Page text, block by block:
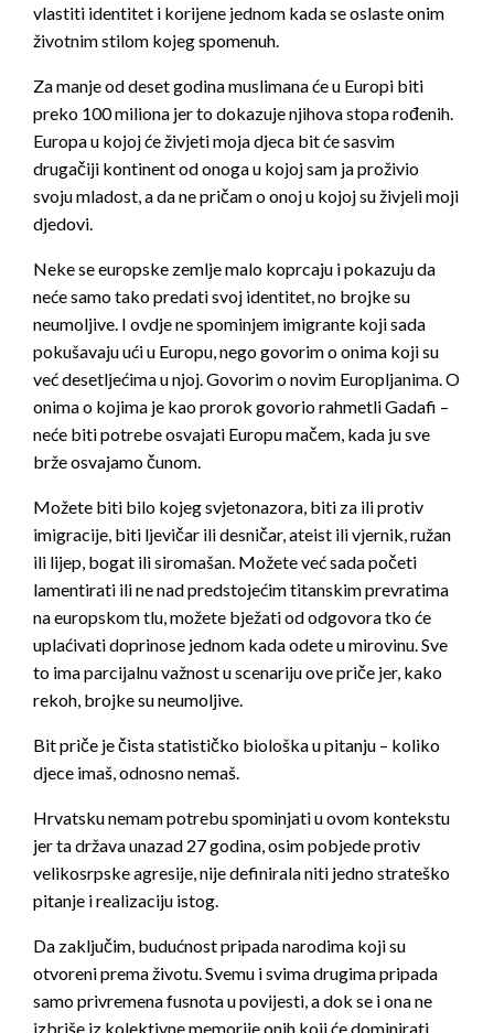
vlastiti identitet i korijene jednom kada se oslaste onim
životnim stilom kojeg spomenuh.
Za manje od deset godina muslimana će u Europi biti
preko 100 miliona jer to dokazuje njihova stopa rođenih.
Europa u kojoj će živjeti moja djeca bit će sasvim
drugačiji kontinent od onoga u kojoj sam ja proživio
svoju mladost, a da ne pričam o onoj u kojoj su živjeli moji
djedovi.
Neke se europske zemlje malo koprcaju i pokazuju da
neće samo tako predati svoj identitet, no brojke su
neumoljive. I ovdje ne spominjem imigrante koji sada
pokušavaju ući u Europu, nego govorim o onima koji su
već desetljećima u njoj. Govorim o novim Europljanima. O
onima o kojima je kao prorok govorio rahmetli Gadafi –
neće biti potrebe osvajati Europu mačem, kada ju sve
brže osvajamo čunom.
Možete biti bilo kojeg svjetonazora, biti za ili protiv
imigracije, biti ljevičar ili desničar, ateist ili vjernik, ružan
ili lijep, bogat ili siromašan. Možete već sada početi
lamentirati ili ne nad predstojećim titanskim prevratima
na europskom tlu, možete bježati od odgovora tko će
uplaćivati doprinose jednom kada odete u mirovinu. Sve
to ima parcijalnu važnost u scenariju ove priče jer, kako
rekoh, brojke su neumoljive.
Bit priče je čista statističko biološka u pitanju – koliko
djece imaš, odnosno nemaš.
Hrvatsku nemam potrebu spominjati u ovom kontekstu
jer ta država unazad 27 godina, osim pobjede protiv
velikosrpske agresije, nije definirala niti jedno strateško
pitanje i realizaciju istog.
Da zaključim, budućnost pripada narodima koji su
otvoreni prema životu. Svemu i svima drugima pripada
samo privremena fusnota u povijesti, a dok se i ona ne
izbriše iz kolektivne memorije onih koji će dominirati